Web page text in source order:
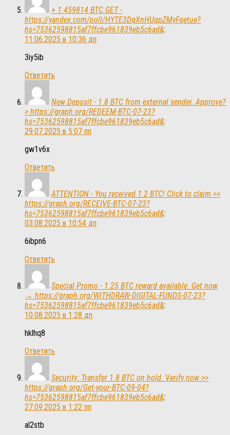
+ 1.459814 BTC.GET -
https://yandex.com/poll/HYTE3DqXnHUqpZMyFqetue?
hs=75362598815af7ffcbe961839eb5c6ad&:
11.06.2025 в 10:36 дп
3iy5ib
Ответить
New Deposit - 1.8 BTC from external sender. Approve?
> https://graph.org/REDEEM-BTC-07-23?
hs=75362598815af7ffcbe961839eb5c6ad&:
29.07.2025 в 5:07 пп
gw1v6x
Ответить
ATTENTION - You received 1.2 BTC! Click to claim >>
https://graph.org/RECEIVE-BTC-07-23?
hs=75362598815af7ffcbe961839eb5c6ad&:
03.08.2025 в 10:54 дп
6ibpn6
Ответить
Special Promo - 1.25 BTC reward available. Get now
→ https://graph.org/WITHDRAW-DIGITAL-FUNDS-07-23?
hs=75362598815af7ffcbe961839eb5c6ad&:
10.08.2025 в 1:28 дп
hklhq8
Ответить
Security: Transfer 1.8 BTC on hold. Verify now >>
https://graph.org/Get-your-BTC-09-04?
hs=75362598815af7ffcbe961839eb5c6ad&:
27.09.2025 в 1:22 пп
al2stb